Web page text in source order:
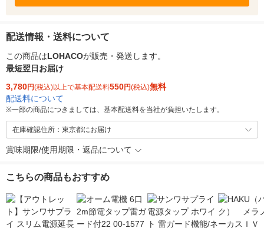
配送情報・送料について
この商品はLOHACOが販売・発送します。
最短翌日お届け
3,780円(税込)以上で基本配送料550円(税込)無料
配送料について
※一部の商品につきましては、基本配送料を当社が負担いたします。
在庫確認住所：東京都にお届け
賞味期限/使用期限・返品について
こちらの商品もおすすめ